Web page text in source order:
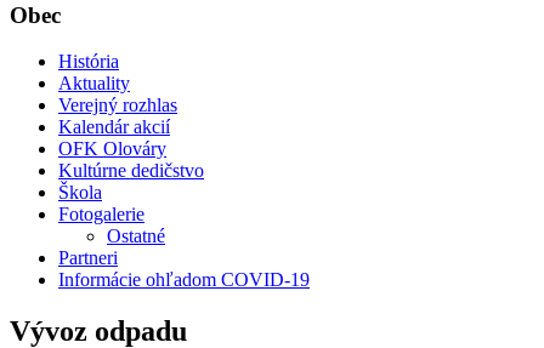
Obec
História
Aktuality
Verejný rozhlas
Kalendár akcií
OFK Olováry
Kultúrne dedičstvo
Škola
Fotogalerie
Ostatné
Partneri
Informácie ohľadom COVID-19
Vývoz odpadu